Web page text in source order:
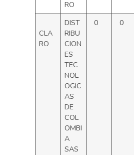
RO
CLA
RO
DIST
RIBU
CION
ES
TEC
NOL
OGIC
AS
DE
COL
OMBI
A
SAS
0 0